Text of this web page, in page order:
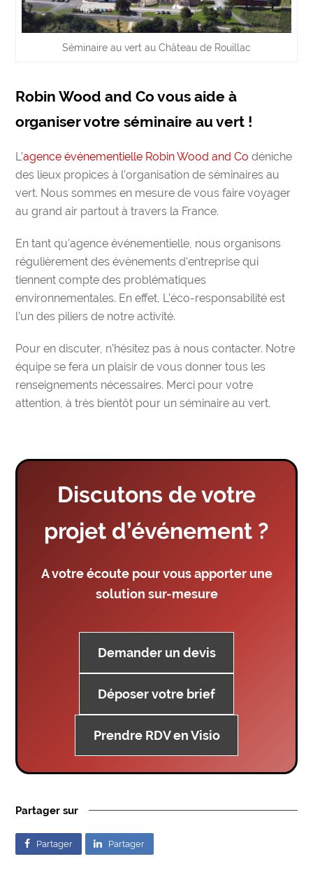
Séminaire au vert au Château de Rouillac
Robin Wood and Co vous aide à
organiser votre séminaire au vert !
L’agence événementielle Robin Wood and Co déniche
des lieux propices à l’organisation deséminaires au
vert. Nous sommes en mesure de vous fairevoyager
au grand air partout à travers la France.
En tantqu’agence événementielle , nous organisons
régulièrement des évènements d’entreprise qui
tiennent compte des problématiques
environnementales. En effet, L’éco-responsabilité est
l’un des piliers de notre activité.
Pour en discuter, n’hésitez pas à nous contacter. Notre
équipe se fera un plaisir de vous donner tous les
renseignements nécessaires. Merci pour votre
attention, à très bientôt pour un séminaire au vert.
Discutons de votre
projet d’événement ?
A votre écoute pour vous apporter une
solution sur-mesure
Demander un devis
Déposer votre brief
Prendre RDV en Visio
Partager sur
Partager Partager